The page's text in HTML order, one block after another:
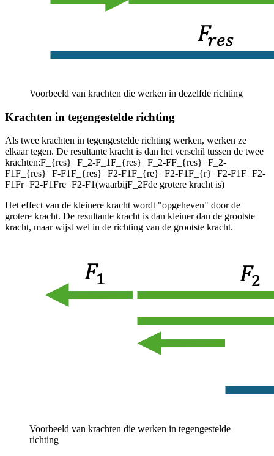
Voorbeeld van krachten die werken in dezelfde richting
Krachten in tegengestelde richting
Als twee krachten in tegengestelde richting werken, werken ze
elkaar tegen. De resultante kracht is dan het verschil tussen de twee
krachten:F_{res}=F_2-F_1F_{res}=F_2-FF_{res}=F_2-
F1F_{res}=F-F1F_{res}=F2-F1F_{re}=F2-F1F_{r}=F2-F1F=F2-
F1Fr=F2-F1Fre=F2-F1(waarbijF_2Fde grotere kracht is)
Het effect van de kleinere kracht wordt "opgeheven" door de
grotere kracht. De resultante kracht is dan kleiner dan de grootste
kracht, maar wijst wel in de richting van de grootste kracht.
Voorbeeld van krachten die werken in tegengestelde
richting